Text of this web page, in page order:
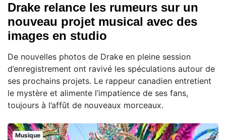
Drake relance les rumeurs sur un
nouveau projet musical avec des
images en studio
De nouvelles photos de Drake en pleine session
d’enregistrement ont ravivé les spéculations autour de
ses prochains projets. Le rappeur canadien entretient
le mystère et alimente l’impatience de ses fans,
toujours à l’affût de nouveaux morceaux.
Musique